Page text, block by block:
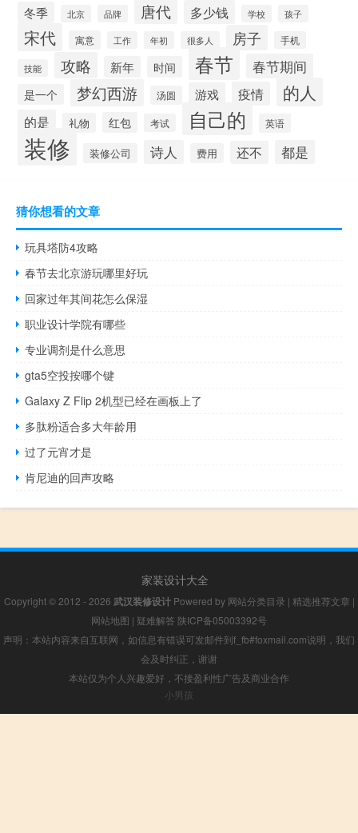
冬季 北京 品牌 唐代 多少钱 学校 孩子
宋代 寓意 工作 年初 很多人 房子 手机
技能 攻略 新年 时间 春节 春节期间
是一个 梦幻西游 汤圆 游戏 疫情 的人
的是 礼物 红包 考试 自己的 英语
装修 装修公司 诗人 费用 还不 都是
猜你想看的文章
玩具塔防4攻略
春节去北京游玩哪里好玩
回家过年其间花怎么保湿
职业设计学院有哪些
专业调剂是什么意思
gta5空投按哪个键
Galaxy Z Flip 2机型已经在画板上了
多肽粉适合多大年龄用
过了元宵才是
肯尼迪的回声攻略
家装设计大全
Copyright © 2012 - 2026 武汉装修设计Powered by 网站分类目录 | 精选推荐文章 |
网站地图 | 疑难解答 陕ICP备05003392号
声明：本站内容来自互联网，如信息有错误可发邮件到f_fb#foxmail.com说明，我们
会及时纠正，谢谢
本站仅为个人兴趣爱好，不接盈利性广告及商业合作
小男孩